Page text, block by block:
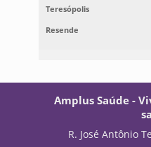
Teresópolis
Resende
Amplus Saúde -
R. José Antônio